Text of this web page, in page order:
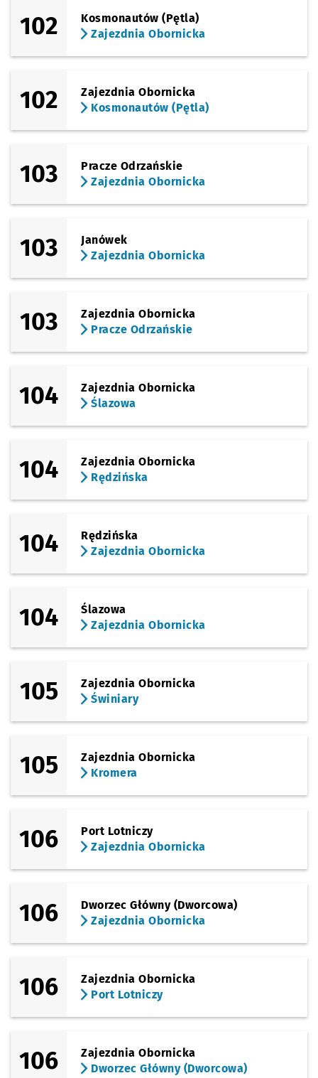
102
Kosmonautów (Pętla)
Zajezdnia Obornicka
102
Zajezdnia Obornicka
Kosmonautów (Pętla)
103
Pracze Odrzańskie
Zajezdnia Obornicka
103
Janówek
Zajezdnia Obornicka
103
Zajezdnia Obornicka
Pracze Odrzańskie
104
Zajezdnia Obornicka
Ślazowa
104
Zajezdnia Obornicka
Rędzińska
104
Rędzińska
Zajezdnia Obornicka
104
Ślazowa
Zajezdnia Obornicka
105
Zajezdnia Obornicka
Świniary
105
Zajezdnia Obornicka
Kromera
106
Port Lotniczy
Zajezdnia Obornicka
106
Dworzec Główny (Dworcowa)
Zajezdnia Obornicka
106
Zajezdnia Obornicka
Port Lotniczy
106
Zajezdnia Obornicka
Dworzec Główny (Dworcowa)